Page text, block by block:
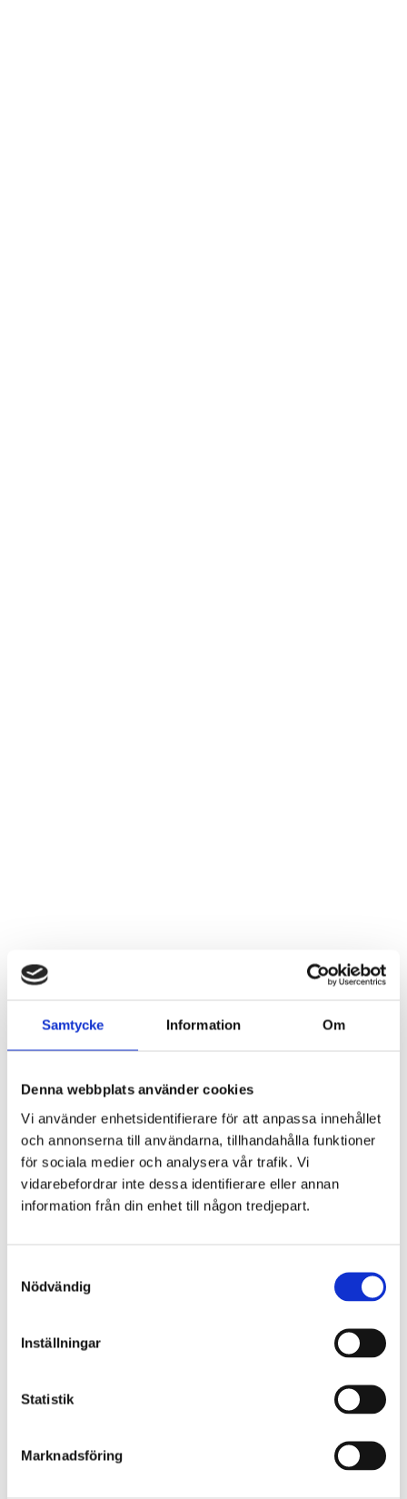
Samtycke Information Om
Denna webbplats använder cookies
Vi använder enhetsidentifierare för att anpassa innehållet
och annonserna till användarna, tillhandahålla funktioner
för sociala medier och analysera vår trafik. Vi
vidarebefordrar inte dessa identifierare eller annan
information från din enhet till någon tredjepart.
Nödvändig
Inställningar
Statistik
Marknadsföring